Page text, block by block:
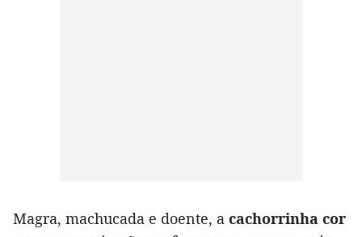
Magra, machucada e doente, a cachorrinha cor